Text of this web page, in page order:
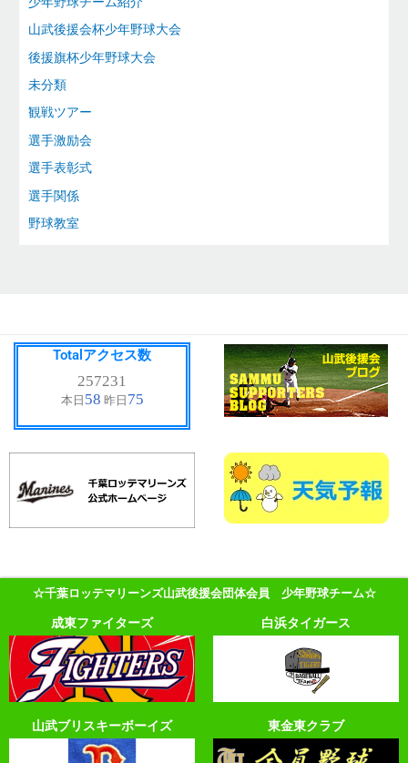
山武後援会杯少年野球大会
後援旗杯少年野球大会
未分類
観戦ツアー
選手激励会
選手表彰式
選手関係
野球教室
Totalアクセス数
☆千葉ロッテマリーンズ山武後援会団体会員 少年野球チーム☆
成東ファイターズ 白浜タイガース
山武ブリスキーボーイズ 東金東クラブ